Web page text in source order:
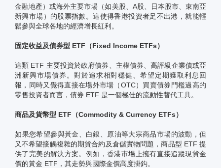
金融地產）或海外主要市場（如美股、A股、日本股市、東南亞
新興市場）的股票指數。這使得香港投資者足不出港，就能輕
鬆參與全球各地的經濟增長紅利。
固定收益及債券型 ETF（Fixed Income ETFs）
這類 ETF 主要投資於政府債券、主權債券、高評級企業債或亞
洲新興市場債券。對於追求相對穩健、希望定期獲取利息回
報，同時又覺得直接在場外市場（OTC）買賣債券門檻過高的
零售投資者而言，債券 ETF 是一個極佳的流動性替代工具。
商品及貨幣型 ETF（Commodity & Currency ETFs）
如果您希望參與黃金、白銀、原油等大宗商品市場的波動，但
又不希望接觸複雜的期貨合約及倉儲實物問題，商品型 ETF 提
供了完美的解決方案。例如，香港市場上擁有直接追蹤現貨金
價的黃金 ETF，其走勢與國際金價高度掛鈎。